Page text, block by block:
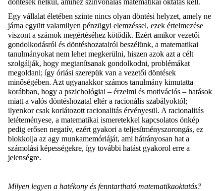
Egy vállalat életében szinte nincs olyan döntési helyzet, amely ne
járna együtt valamilyen pénzügyi elemzéssel, ezek értelmezése
viszont a számok megértéséhez kötődik. Ezért amikor vezetői
gondolkodásról és döntéshozatalról beszélünk, a matematikai
tanulmányokat nem lehet megkerülni, hiszen azok azt a célt
szolgálják, hogy megtanítsanak gondolkodni, problémákat
megoldani; így óriási szerepük van a vezetői döntések
minőségében. Azt ugyanakkor számos tanulmány kimutatta
korábban, hogy a pszichológiai – érzelmi és motivációs – hatások
miatt a valós döntéshozatal eltér a racionális szabályoktól;
ilyenkor csak korlátozott racionalitás érvényesül. A racionalitás
letéteményese, a matematikai ismeretekkel kapcsolatos önkép
pedig erősen negatív, ezért gyakori a teljesítményszorongás, ez
blokkolja az agy munkamemóriáját, ami hátrányosan hat a
számolási képességekre, így további hatást gyakorol erre a
jelenségre.
Milyen legyen a hatékony és fenntartható matematikaoktatás?